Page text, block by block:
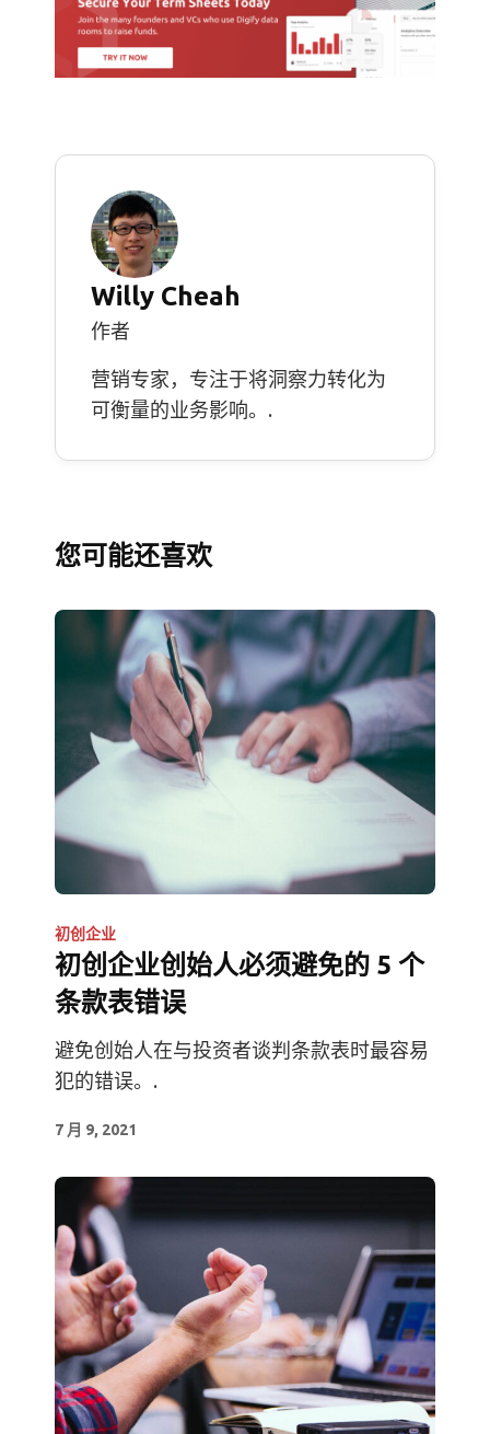
Willy Cheah
作者
营销专家，专注于将洞察力转化为
可衡量的业务影响。.
您可能还喜欢
初创企业
初创企业创始人必须避免的 5 个
条款表错误
避免创始人在与投资者谈判条款表时最容易
犯的错误。.
7 月 9, 2021